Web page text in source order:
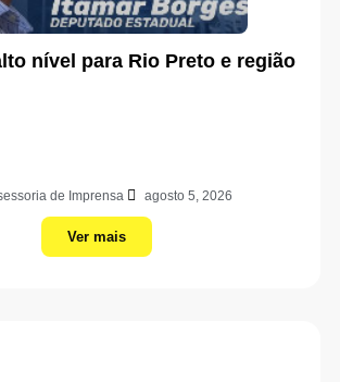
nível para Rio Preto e região
de Imprensa agosto 5, 2026
Ver mais